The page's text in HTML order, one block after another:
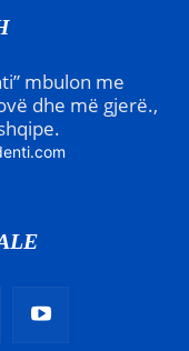
mbulon me
dhe më gjerë.,